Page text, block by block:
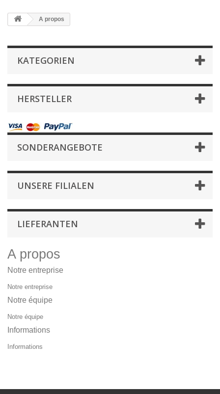
A propos
KATEGORIEN
HERSTELLER
SONDERANGEBOTE
UNSERE FILIALEN
LIEFERANTEN
A propos
Notre entreprise
Notre entreprise
Notre équipe
Notre équipe
Informations
Informations